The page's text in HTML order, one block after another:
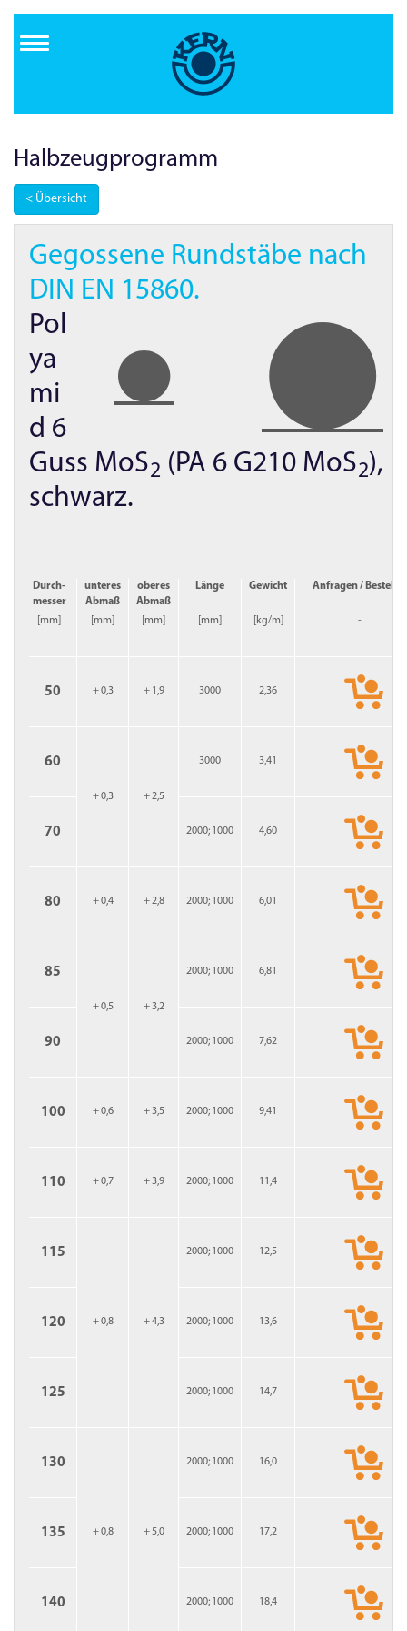
Inhalt
Halbzeug­programm
< Übersicht
Gegossene Rundstäbe nach
DIN EN 15860.
Pol
ya
mi
d 6
Guss MoS2 (PA 6 G210 MoS2),
schwarz.
Durch­
messer
unteres
Abmaß
oberes
Abmaß
Länge Gewicht Anfragen / Bestellen
[mm] [mm] [mm] [mm] [kg/m] -
50 + 0,3 + 1,9 3000 2,36
60
+ 0,3 + 2,5
3000 3,41
70 2000; 1000 4,60
80 + 0,4 + 2,8 2000; 1000 6,01
85
+ 0,5 + 3,2
2000; 1000 6,81
90 2000; 1000 7,62
100 + 0,6 + 3,5 2000; 1000 9,41
110 + 0,7 + 3,9 2000; 1000 11,4
115
+ 0,8 + 4,3
2000; 1000 12,5
120 2000; 1000 13,6
125 2000; 1000 14,7
130
+ 0,8 + 5,0
2000; 1000 16,0
135 2000; 1000 17,2
140 2000; 1000 18,4